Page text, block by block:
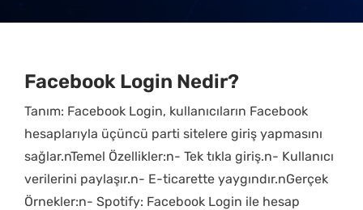
Facebook Login Nedir?
Tanım: Facebook Login, kullanıcıların Facebook
hesaplarıyla üçüncü parti sitelere giriş yapmasını
sağlar.nTemel Özellikler:n- Tek tıkla giriş.n- Kullanıcı
verilerini paylaşır.n- E-ticarette yaygındır.nGerçek
Örnekler:n- Spotify: Facebook Login ile hesap